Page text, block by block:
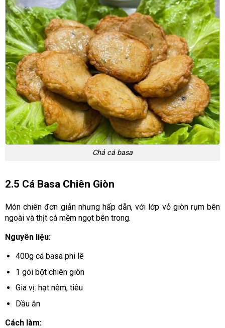
Chả cá basa
2.5 Cá Basa Chiên Giòn
Món chiên đơn giản nhưng hấp dẫn, với lớp vỏ giòn rụm bên
ngoài và thịt cá mềm ngọt bên trong.
Nguyên liệu:
400g cá basa phi lê
1 gói bột chiên giòn
Gia vị: hạt nêm, tiêu
Dầu ăn
Cách làm: